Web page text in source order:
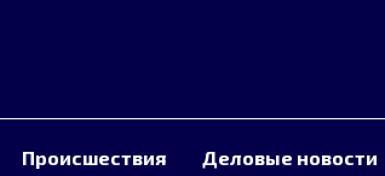
Происшествия Деловые новости